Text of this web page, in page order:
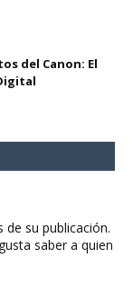
del Canon: El
su publicación.
saber a quien